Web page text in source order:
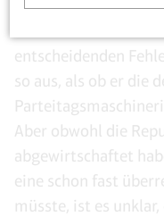
gekommen wäre.
entscheidenden
so aus, als ob er die
Aber obwohl die
abgewirtschaftet
eine schon fast
müsste, ist es